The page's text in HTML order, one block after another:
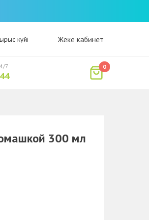
күйі Жеке кабинет
7 0
300 мл